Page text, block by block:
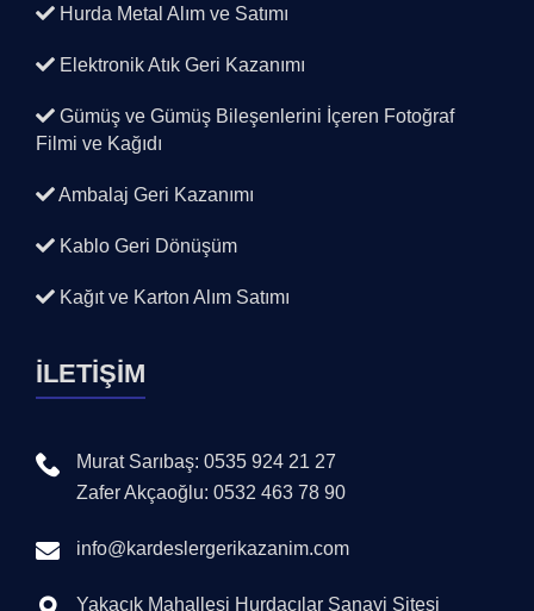
Hurda Metal Alım ve Satımı
Elektronik Atık Geri Kazanımı
Gümüş ve Gümüş Bileşenlerini İçeren Fotoğraf
Filmi ve Kağıdı
Ambalaj Geri Kazanımı
Kablo Geri Dönüşüm
Kağıt ve Karton Alım Satımı
İLETİŞİM
Murat Sarıbaş: 0535 924 21 27
Zafer Akçaoğlu: 0532 463 78 90
info@kardeslergerikazanim.com
Yakacık Mahallesi Hurdacılar Sanayi Sitesi